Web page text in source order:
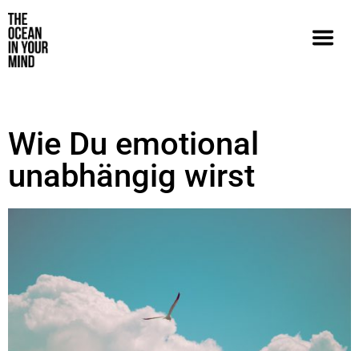
Wie Du emotional
unabhängig wirst